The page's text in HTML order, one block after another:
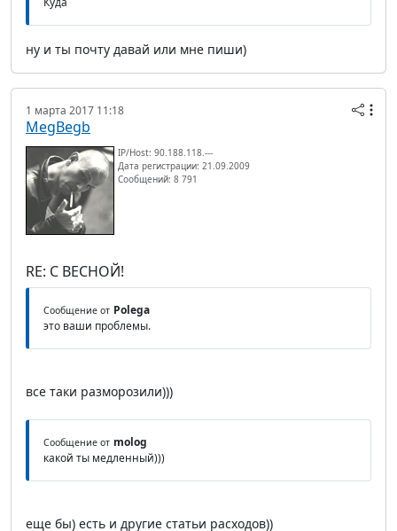
ну и ты почту давай или мне пиши)
1 марта 2017 11:18
MegBegb
IP/Host: 90.188.118.---
Дата регистрации: 21.09.2009
Сообщений: 8 791
RE: С ВЕСНОЙ!
Сообщение от Polega
это ваши проблемы.
все таки разморозили)))
Сообщение от molog
какой ты медленный)))
еще бы) есть и другие статьи расходов))